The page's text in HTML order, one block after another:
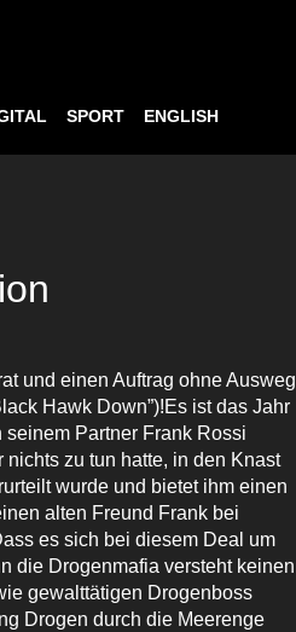
SPORT ENGLISH
und einen Auftrag ohne Ausweg
Hawk Down”)!Es ist das Jahr
Partner Frank Rossi
zu tun hatte, in den Knast
wurde und bietet ihm einen
alten Freund Frank bei
es sich bei diesem Deal um
die Drogenmafia versteht keinen
gewalttätigen Drogenboss
Drogen durch die Meerenge